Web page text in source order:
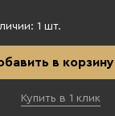
1 шт.
в корзину
Купить в 1 клик